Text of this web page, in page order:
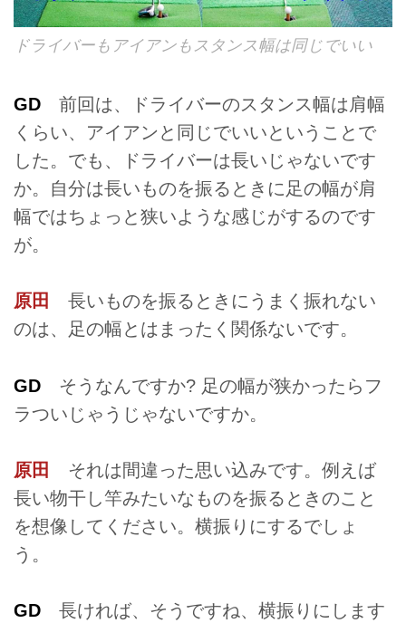
ドライバーもアイアンもスタンス幅は同じでいい
GD 前回は、ドライバーのスタンス幅は肩幅
くらい、アイアンと同じでいいということで
した。でも、ドライバーは長いじゃないです
か。自分は長いものを振るときに足の幅が肩
幅ではちょっと狭いような感じがするのです
が。
原田
長いものを振るときにうまく振れない
のは、足の幅とはまったく関係ないです。
GD そうなんですか? 足の幅が狭かったらフ
ラついじゃうじゃないですか。
原田
それは間違った思い込みです。例えば
長い物干し竿みたいなものを振るときのこと
を想像してください。横振りにするでしょ
う。
GD 長ければ、そうですね、横振りにします